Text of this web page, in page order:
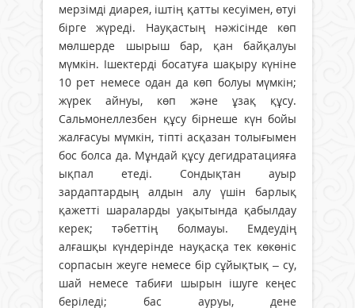
мерзімді диарея, іштің қатты кесуімен, өтуі
бірге жүреді. Науқастың нәжісінде көп
мөлшерде шырыш бар, қан байқалуы
мүмкін. Ішектерді босатуға шақыру күніне
10 рет немесе одан да көп болуы мүмкін;
жүрек айнуы, көп және ұзақ құсу.
Сальмонеллезбен құсу бірнеше күн бойы
жалғасуы мүмкін, тіпті асқазан толығымен
бос болса да. Мұндай құсу дегидратацияға
ықпал етеді. Сондықтан ауыр
зардаптардың алдын алу үшін барлық
қажетті шараларды уақытында қабылдау
керек; тәбеттің болмауы. Емдеудің
алғашқы күндерінде науқасқа тек көкөніс
сорпасын жеуге немесе бір сұйықтық – су,
шай немесе табиғи шырын ішуге кеңес
беріледі; бас ауруы, дене